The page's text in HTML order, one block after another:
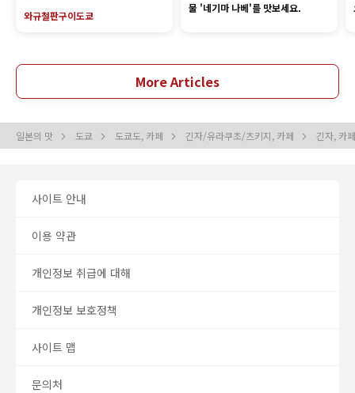
와규철판구이도쿄
물 '네기마 나베'를 맛보세요.
More Articles
일본의 맛 도쿄 도쿄도, 카페 긴자/유라쿠초/츠키지, 카페 긴자, 카
사이트 안내
이용 약관
개인정보 취급에 대해
개인정보 보호정책
사이트 맵
문의처